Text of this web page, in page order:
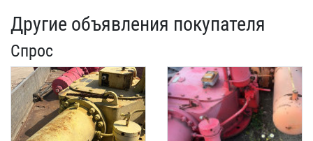
Другие объявления покупателя
Спрос